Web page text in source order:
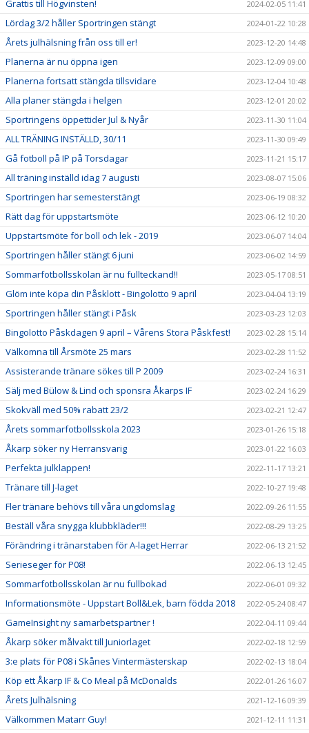
Grattis till Högvinsten! 2024-02-05 11:41
Lördag 3/2 håller Sportringen stängt 2024-01-22 10:28
Årets julhälsning från oss till er! 2023-12-20 14:48
Planerna är nu öppna igen 2023-12-09 09:00
Planerna fortsatt stängda tillsvidare 2023-12-04 10:48
Alla planer stängda i helgen 2023-12-01 20:02
Sportringens öppettider Jul & Nyår 2023-11-30 11:04
ALL TRÄNING INSTÄLLD, 30/11 2023-11-30 09:49
Gå fotboll på IP på Torsdagar 2023-11-21 15:17
All träning inställd idag 7 augusti 2023-08-07 15:06
Sportringen har semesterstängt 2023-06-19 08:32
Rätt dag för uppstartsmöte 2023-06-12 10:20
Uppstartsmöte för boll och lek - 2019 2023-06-07 14:04
Sportringen håller stängt 6 juni 2023-06-02 14:59
Sommarfotbollsskolan är nu fullteckand!! 2023-05-17 08:51
Glöm inte köpa din Påsklott - Bingolotto 9 april 2023-04-04 13:19
Sportringen håller stängt i Påsk 2023-03-23 12:03
Bingolotto Påskdagen 9 april – Vårens Stora Påskfest! 2023-02-28 15:14
Välkomna till Årsmöte 25 mars 2023-02-28 11:52
Assisterande tränare sökes till P 2009 2023-02-24 16:31
Sälj med Bülow & Lind och sponsra Åkarps IF 2023-02-24 16:29
Skokväll med 50% rabatt 23/2 2023-02-21 12:47
Årets sommarfotbollsskola 2023 2023-01-26 15:18
Åkarp söker ny Herransvarig 2023-01-22 16:03
Perfekta julklappen! 2022-11-17 13:21
Tränare till J-laget 2022-10-27 19:48
Fler tränare behövs till våra ungdomslag 2022-09-26 11:55
Beställ våra snygga klubbkläder!!! 2022-08-29 13:25
Förändring i tränarstaben för A-laget Herrar 2022-06-13 21:52
Serieseger för P08! 2022-06-13 12:45
Sommarfotbollsskolan är nu fullbokad 2022-06-01 09:32
Informationsmöte - Uppstart Boll&Lek, barn födda 2018 2022-05-24 08:47
GameInsight ny samarbetspartner ! 2022-04-11 09:44
Åkarp söker målvakt till Juniorlaget 2022-02-18 12:59
3:e plats för P08 i Skånes Vintermästerskap 2022-02-13 18:04
Köp ett Åkarp IF & Co Meal på McDonalds 2022-01-26 16:07
Årets Julhälsning 2021-12-16 09:39
Välkommen Matarr Guy! 2021-12-11 11:31